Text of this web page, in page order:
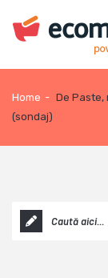
Home - De Paste,
(sondaj)